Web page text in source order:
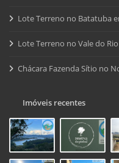
Lote Terreno no Batatuba
Lote Terreno no Vale do
Chácara Fazenda Sítio no
Imóveis recentes